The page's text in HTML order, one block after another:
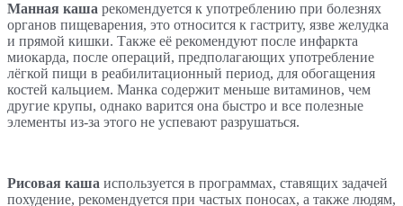
Манная каша рекомендуется к употреблению при болезнях
органов пищеварения, это относится к гастриту, язве желудка
и прямой кишки. Также её рекомендуют после инфаркта
миокарда, после операций, предполагающих употребление
лёгкой пищи в реабилитационный период, для обогащения
костей кальцием. Манка содержит меньше витаминов, чем
другие крупы, однако варится она быстро и все полезные
элементы из-за этого не успевают разрушаться.
Рисовая каша используется в программах, ставящих задачей
похудение, рекомендуется при частых поносах, а также людям,